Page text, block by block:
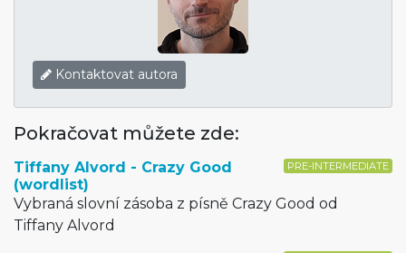
Kontaktovat autora
Pokračovat můžete zde:
PRE-INTERMEDIATE
Tiffany Alvord - Crazy Good
(wordlist)
Vybraná slovní zásoba z písně Crazy Good od
Tiffany Alvord